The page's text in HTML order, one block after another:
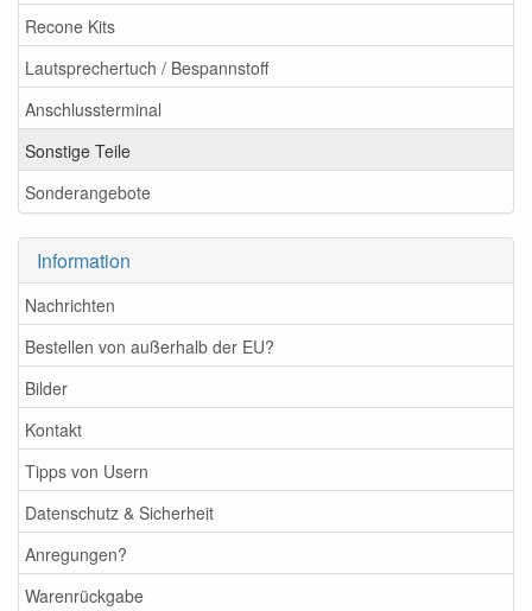
Recone Kits
Lautsprechertuch / Bespannstoff
Anschlussterminal
Sonstige Teile
Sonderangebote
Information
Nachrichten
Bestellen von außerhalb der EU?
Bilder
Kontakt
Tipps von Usern
Datenschutz & Sicherheit
Anregungen?
Warenrückgabe